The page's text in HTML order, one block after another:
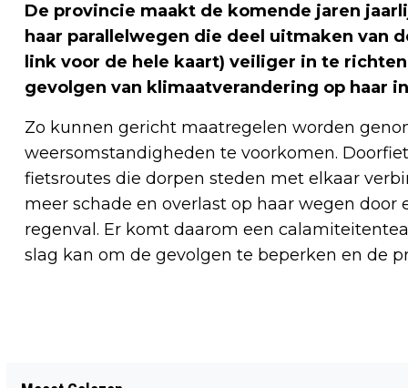
De provincie maakt de komende jaren
haar parallelwegen die deel uitmaken van
link voor de hele kaart) veiliger in te
gevolgen van klimaatverandering op haar
Zo kunnen gericht maatregelen worden
weersomstandigheden te voorkomen.
fietsroutes die dorpen steden met elkaar
meer schade en overlast op haar wegen
regenval. Er komt daarom een
slag kan om de gevolgen te beperken en de